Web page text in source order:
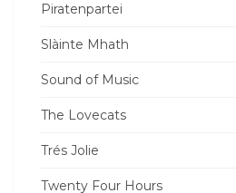
Piratenpartei
Slàinte Mhath
Sound of Music
The Lovecats
Trés Jolie
Twenty Four Hours